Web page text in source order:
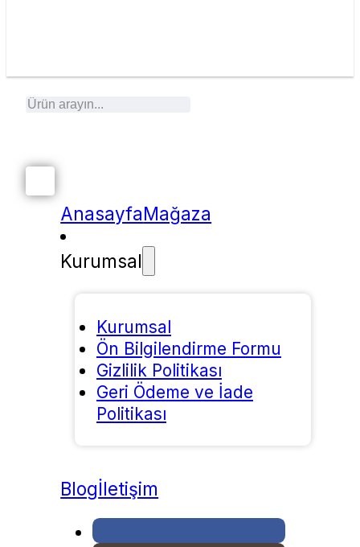
AnasayfaMağaza
Kurumsal
Kurumsal
Ön Bilgilendirme Formu
Gizlilik Politikası
Geri Ödeme ve İade
Politikası
Blogİletişim